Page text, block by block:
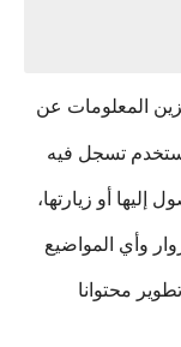
المعلومات عن
تسجل فيه
أو زيارتها،
وأي المواضيع
محتوانا